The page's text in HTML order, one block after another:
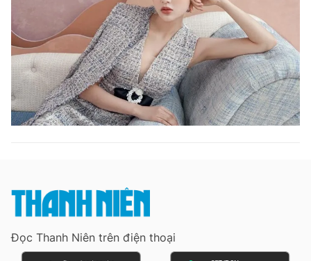
Đọc Thanh Niên trên điện thoại